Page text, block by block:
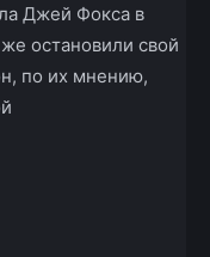
Джей Фокса в
остановили свой
по их мнению,